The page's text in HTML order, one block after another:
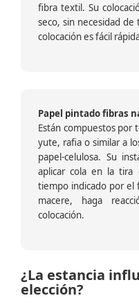
fibra textil. Su
seco, sin necesidad
colocación es fácil
Papel pintado fibras
Están compuestos por
yute, rafia o similar a
papel-celulosa. Su
aplicar cola en la
tiempo indicado por el
macere, haga
colocación.
¿La estancia
elección?